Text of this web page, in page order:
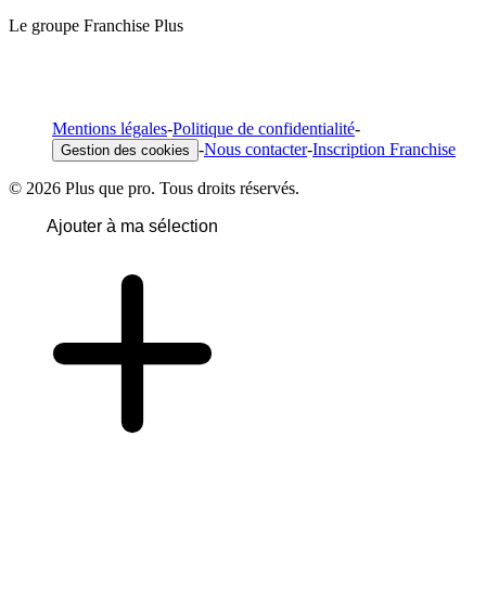
Le groupe Franchise Plus
Mentions légales-Politique de confidentialité-
Gestion des cookies -Nous contacter-Inscription Franchise
© 2026 Plus que pro. Tous droits réservés.
Ajouter à ma sélection